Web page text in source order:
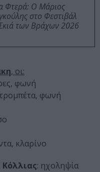
Φτερά: Ο Μάριος
στο Φεστιβάλ
των Βράχων 2026
, οι:
φωνή
φωνή
κλαρίνο
: ηχοληψία